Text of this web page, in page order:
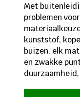
Met
problemen
kunststof,
buizen, elk
en zwakke